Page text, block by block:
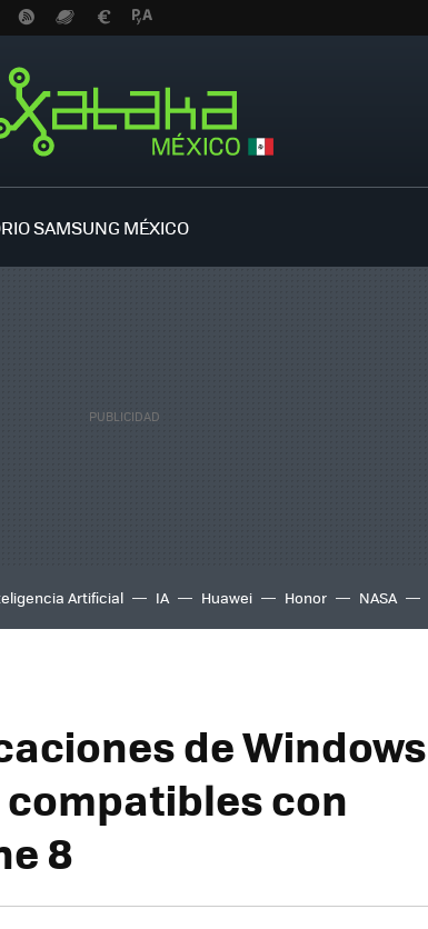
SAMSUNG MÉXICO
Artificial IA Huawei Honor NASA
de Windows
compatibles con
8